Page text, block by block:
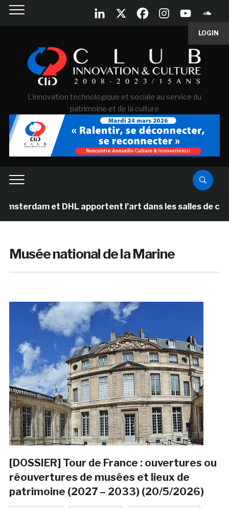
LOGIN
L'innovation technologique et sociale au service du
patrimoine et de la culture
et DHL apportent l’art dans les salles de classe des
Musée national de la Marine
[DOSSIER] Tour de France : ouvertures ou
réouvertures de musées et lieux de
patrimoine (2027 – 2033) (20/5/2026)